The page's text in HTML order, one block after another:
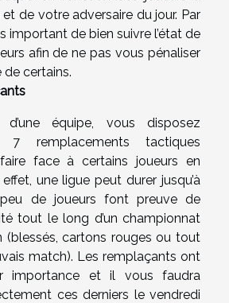
de votre adversaire du jour. Par
important de bien suivre l’état de
afin de ne pas vous pénaliser
de certains.
équipe, vous disposez
remplacements tactiques
face à certains joueurs en
une ligue peut durer jusqu’à
de joueurs font preuve de
tout le long d’un championnat
(blessés, cartons rouges ou tout
match). Les remplaçants ont
importance et il vous faudra
ces derniers le vendredi